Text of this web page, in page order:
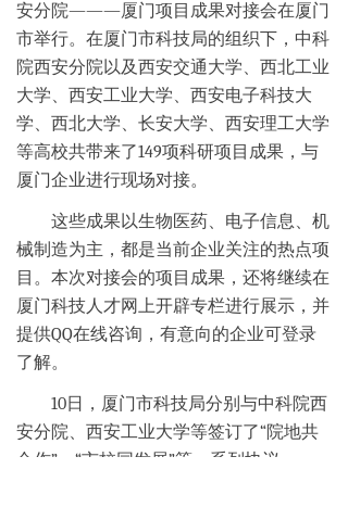
安分院———厦门项目成果对接会在厦门
市举行。在厦门市科技局的组织下，中科
院西安分院以及西安交通大学、西北工业
大学、西安工业大学、西安电子科技大
学、西北大学、长安大学、西安理工大学
等高校共带来了149项科研项目成果，与
厦门企业进行现场对接。
这些成果以生物医药、电子信息、机
械制造为主，都是当前企业关注的热点项
目。本次对接会的项目成果，还将继续在
厦门科技人才网上开辟专栏进行展示，并
提供QQ在线咨询，有意向的企业可登录
了解。
10日，厦门市科技局分别与中科院西
安分院、西安工业大学等签订了“院地共
合作”、“市校同发展”等一系列协议。